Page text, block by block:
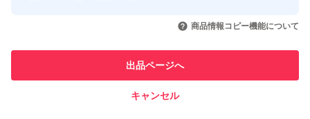
引を完了させた実績があります
での取引実績があります
商品情報コピー機能について
出品ページへ
キャンセル